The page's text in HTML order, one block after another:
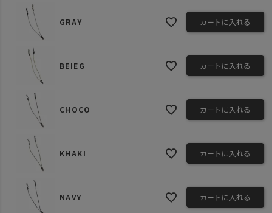
GRAY カートに入れる
BEIEG カートに入れる
CHOCO カートに入れる
KHAKI カートに入れる
NAVY カートに入れる